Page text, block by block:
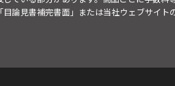
論見書補完書面」または当社ウェブサイト